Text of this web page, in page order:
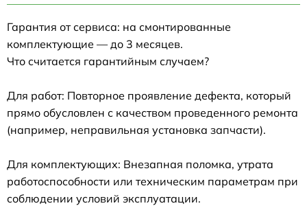
Гарантия от сервиса: на смонтированные
комплектующие — до 3 месяцев.
Что считается гарантийным случаем?
Для работ: Повторное проявление дефекта, который
прямо обусловлен с качеством проведенного ремонта
(например, неправильная установка запчасти).
Для комплектующих: Внезапная поломка, утрата
работоспособности или техническим параметрам при
соблюдении условий эксплуатации.